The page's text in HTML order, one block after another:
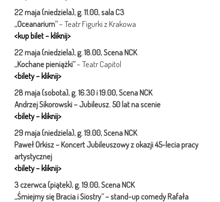
22 maja (niedziela), g. 11.00, sala C3
„Oceanarium”– Teatr Figurki z Krakowa
<kup bilet – kliknij>
22 maja (niedziela), g. 18.00, Scena NCK
„Kochane pieniążki”– Teatr Capitol
<bilety – kliknij>
28 maja (sobota), g. 16.30 i19.00,Scena NCK
Andrzej Sikorowski – Jubileusz. 50 lat na scenie
<bilety – kliknij>
29 maja (niedziela), g. 19.00, Scena NCK
Paweł Orkisz – Koncert Jubileuszowy z okazji 45-lecia pracy
artystycznej
<bilety – kliknij>
3 czerwca (piątek), g. 19.00, Scena NCK
„Śmiejmy się Bracia i Siostry” – stand-up comedy Rafała